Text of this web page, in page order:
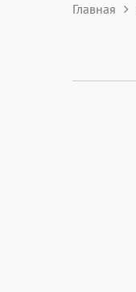
Главная